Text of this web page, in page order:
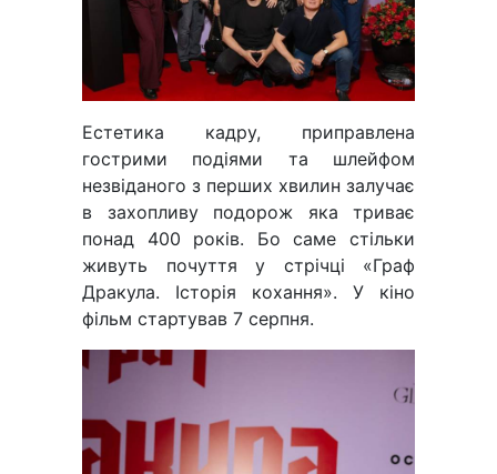
Естетика кадру, приправлена
гострими подіями та шлейфом
незвіданого з перших хвилин залучає
в захопливу подорож яка триває
понад 400 років. Бо саме стільки
живуть почуття у стрічці «Граф
Дракула. Історія кохання». У кіно
фільм стартував 7 серпня.